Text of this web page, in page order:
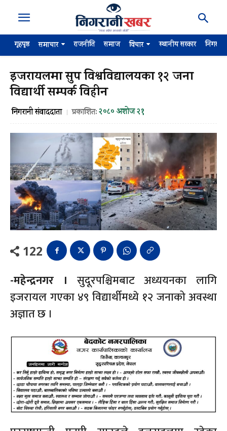
गृहपृष्ठ समाचार राजनीति समाज विचार स्थानीय सरकार
इजरायलमा सुप विश्वविद्यालयका १२ जना
विद्यार्थी सम्पर्क विहीन
निगरानी संवाददाता प्रकाशित:२०८० अशोज २१
122
-महेन्द्रनगर । सुदूरपश्चिमबाट अध्ययनका लागि
इजरायल गएका ४९ विद्यार्थीमध्ये १२ जनाको अवस्था
अज्ञात छ ।